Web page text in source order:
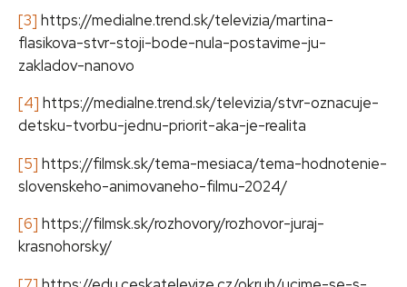
[3] https://medialne.trend.sk/televizia/martina-
flasikova-stvr-stoji-bode-nula-postavime-ju-
zakladov-nanovo
[4] https://medialne.trend.sk/televizia/stvr-oznacuje-
detsku-tvorbu-jednu-priorit-aka-je-realita
[5] https://filmsk.sk/tema-mesiaca/tema-hodnotenie-
slovenskeho-animovaneho-filmu-2024/
[6] https://filmsk.sk/rozhovory/rozhovor-juraj-
krasnohorsky/